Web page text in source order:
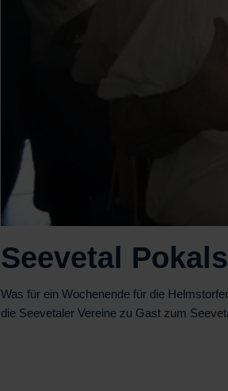
Seevetal
Was für ein Wochenende für die
die Seevetaler Vereine zu Gast zum